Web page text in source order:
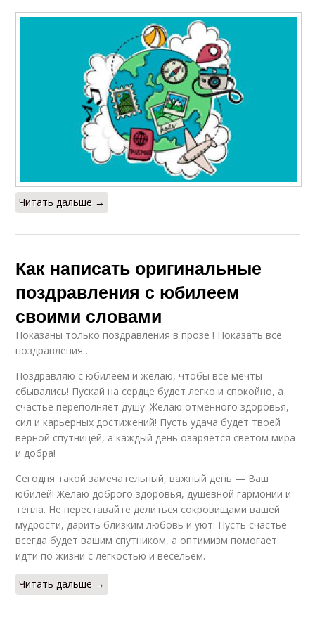
Читать дальше →
Как написать оригинальные
поздравления с юбилеем
своими словами
Показаны только поздравления в прозе ! Показать все
поздравления .
Поздравляю с юбилеем и желаю, чтобы все мечты
сбывались! Пускай на сердце будет легко и спокойно, а
счастье переполняет душу. Желаю отменного здоровья,
сил и карьерных достижений! Пусть удача будет твоей
верной спутницей, а каждый день озаряется светом мира
и добра!
Сегодня такой замечательный, важный день — Ваш
юбилей! Желаю доброго здоровья, душевной гармонии и
тепла. Не переставайте делиться сокровищами вашей
мудрости, дарить близким любовь и уют. Пусть счастье
всегда будет вашим спутником, а оптимизм помогает
идти по жизни с легкостью и весельем.
Читать дальше →